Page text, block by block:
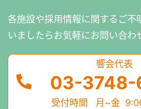
各施設や採用情報に関するご不
いましたらお気軽にお問い合わ
響会代表
03-3748-
受付時間 月~金